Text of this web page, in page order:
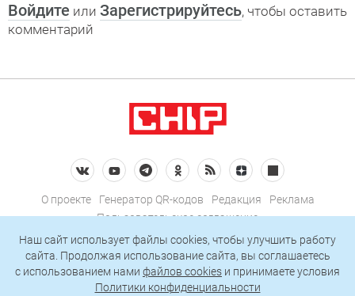
Войдите или Зарегистрируйтесь, чтобы оставить
комментарий
О проекте Генератор QR-кодов Редакция
Реклама
Пользовательское соглашение
Политика конфиденциальности
Подписаться на рассылку
Наш сайт использует файлы cookies, чтобы улучшить работу
сайта. Продолжая использование сайта, вы соглашаетесь
c использованием нами файлов cookies и принимаете условия
Политики конфиденциальности